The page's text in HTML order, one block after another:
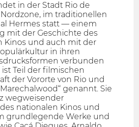
in der Stadt Rio de
im traditionellen
Hermes statt — einem
mit der Geschichte des
Kinos und auch mit der
in ihren
verbunden
ist Teil der filmischen
der Vororte von Rio und
genannt. Sie
wegweisender
nationalen Kinos und
grundlegende Werke und